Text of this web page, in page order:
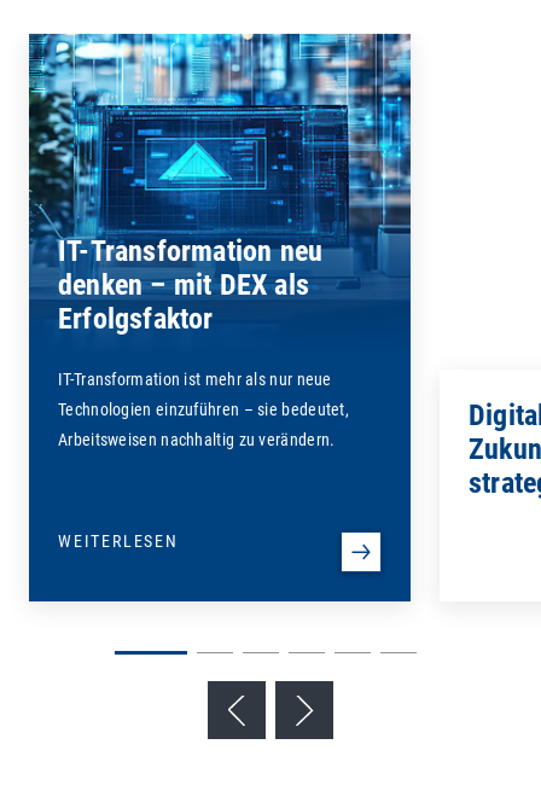
IT-Transformation neu
denken – mit DEX als
Erfolgsfaktor
IT-Transformation ist mehr als nur neue
Technologien einzuführen – sie bedeutet,
Arbeitsweisen nachhaltig zu verändern.
WEITERLESEN